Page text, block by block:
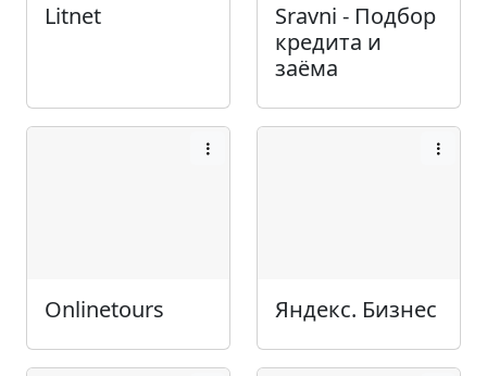
Litnet
Sravni - Подбор
кредита и
заёма
Onlinetours Яндекс. Бизнес